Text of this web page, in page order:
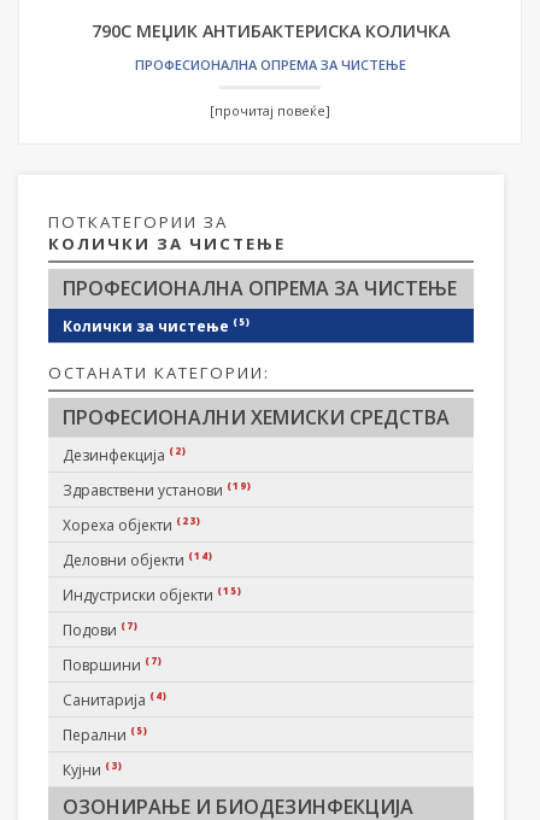
ПОТКАТЕГОРИИ ЗА
КОЛИЧКИ ЗА ЧИСТЕЊЕ
ПРОФЕСИОНАЛНА ОПРЕМА ЗА ЧИСТЕЊЕ
Колички за чистење (5)
ОСТАНАТИ КАТЕГОРИИ:
ПРОФЕСИОНАЛНИ ХЕМИСКИ СРЕДСТВА
Дезинфекција (2)
Здравствени установи (19)
Хореха објекти (23)
Деловни објекти (14)
Индустриски објекти (15)
Подови (7)
Површини (7)
Санитарија (4)
Перални (5)
Кујни (3)
ОЗОНИРАЊЕ И БИОДЕЗИНФЕКЦИЈА
790С МЕЏИК АНТИБАКТЕРИСКА КОЛИЧКА
ПРОФЕСИОНАЛНА ОПРЕМА ЗА ЧИСТЕЊЕ
[прочитај повеќе]